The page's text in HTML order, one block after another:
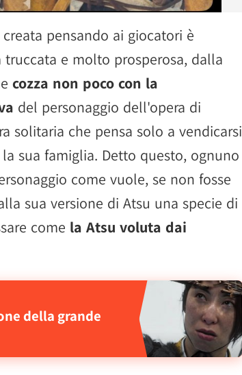
pensando ai giocatori è
e molto prosperosa, dalla
cozza non poco con la
del personaggio dell'opera di
solitaria che pensa solo a vendicarsi
sua famiglia. Detto questo, ognuno
come vuole, se non fosse
sua versione di Atsu una specie di
come la Atsu voluta dai
della grande